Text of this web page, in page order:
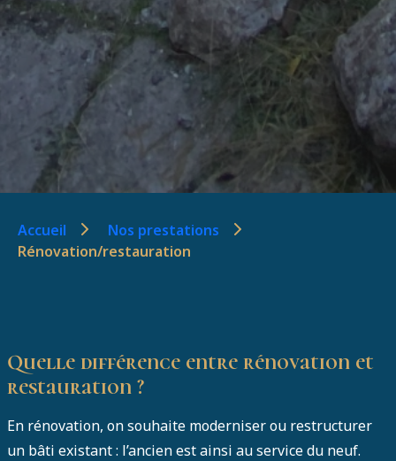
Accueil
Nos prestations
Rénovation/restauration
Quelle différence entre rénovation et
restauration ?
En rénovation, on souhaite moderniser ou restructurer
un bâti existant : l’ancien est ainsi au service du neuf.